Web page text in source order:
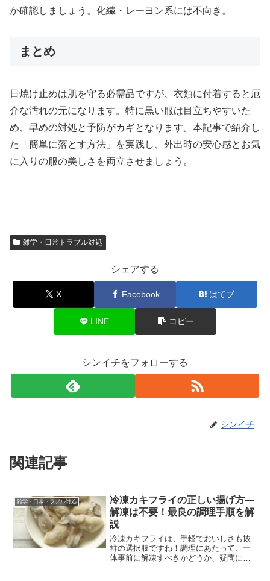
か確認しましょう。化繊・レーヨン系には不向き。
まとめ
日焼け止めは肌を守る必需品ですが、衣類に付着すると厄
介な汚れの元になります。特に黒い服は目立ちやすいた
め、早めの対処と予防がカギとなります。本記事で紹介し
た「簡単に落とす方法」を実践し、外出時の安心感とお気
に入りの服の美しさを両立させましょう。
雑学・日常トラブル対処
シェアする
X Facebook はてブ
LINE コピー
シンイチをフォローする
シンイチ
関連記事
雑学・日常トラブル対処
冷凍カキフライの正しい揚げ方―
解凍は不要！最良の調理手順を解
説
冷凍カキフライは、手軽でおいしさも抜
群の選択肢ですね！調理にあたって、一
体事前に解凍すべきかどうか、疑問に思